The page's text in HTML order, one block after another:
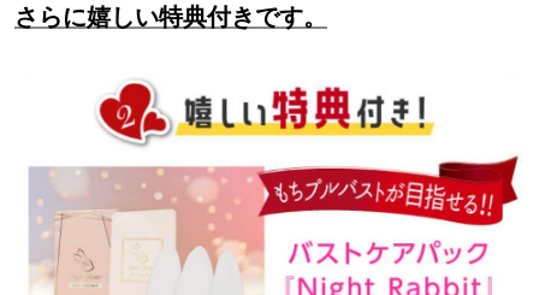
さらに嬉しい特典付きです。